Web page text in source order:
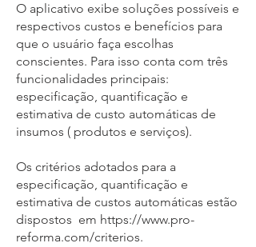
O aplicativo exibe soluções possíveis e
respectivos custos e benefícios para
que o usuário faça escolhas
conscientes. Para isso conta com três
funcionalidades principais:
especificação, quantificação e
estimativa de custo automáticas de
insumos ( produtos e serviços).
Os critérios adotados para a
especificação, quantificação e
estimativa de custos automáticas estão
dispostos em https://www.pro-
reforma.com/criterios.